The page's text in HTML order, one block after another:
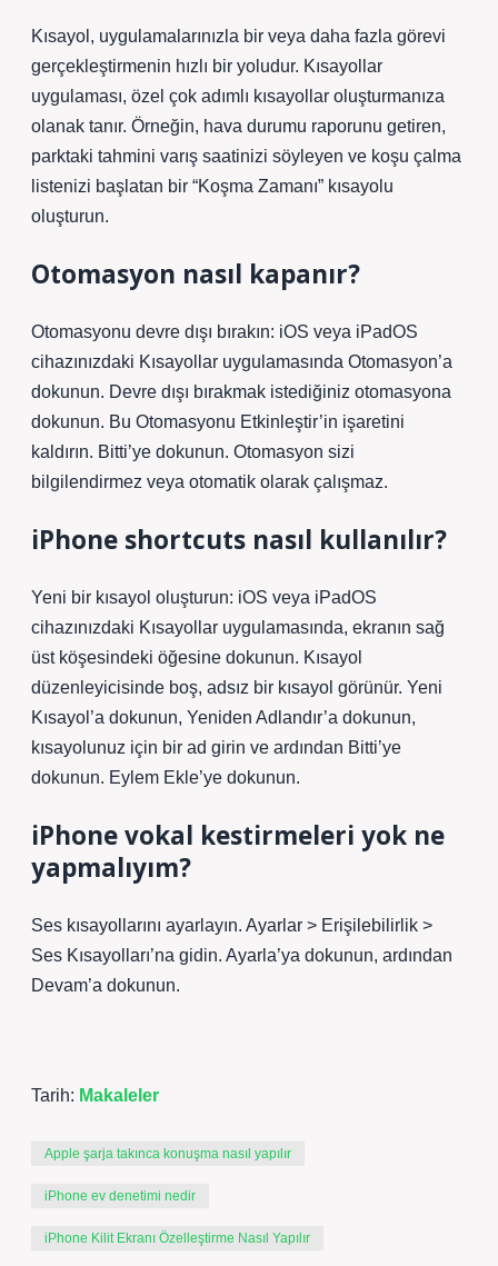
Kısayol, uygulamalarınızla bir veya daha fazla görevi
gerçekleştirmenin hızlı bir yoludur. Kısayollar
uygulaması, özel çok adımlı kısayollar oluşturmanıza
olanak tanır. Örneğin, hava durumu raporunu getiren,
parktaki tahmini varış saatinizi söyleyen ve koşu çalma
listenizi başlatan bir “Koşma Zamanı” kısayolu
oluşturun.
Otomasyon nasıl kapanır?
Otomasyonu devre dışı bırakın: iOS veya iPadOS
cihazınızdaki Kısayollar uygulamasında Otomasyon’a
dokunun. Devre dışı bırakmak istediğiniz otomasyona
dokunun. Bu Otomasyonu Etkinleştir’in işaretini
kaldırın. Bitti’ye dokunun. Otomasyon sizi
bilgilendirmez veya otomatik olarak çalışmaz.
iPhone shortcuts nasıl kullanılır?
Yeni bir kısayol oluşturun: iOS veya iPadOS
cihazınızdaki Kısayollar uygulamasında, ekranın sağ
üst köşesindeki öğesine dokunun. Kısayol
düzenleyicisinde boş, adsız bir kısayol görünür. Yeni
Kısayol’a dokunun, Yeniden Adlandır’a dokunun,
kısayolunuz için bir ad girin ve ardından Bitti’ye
dokunun. Eylem Ekle’ye dokunun.
iPhone vokal kestirmeleri yok ne
yapmalıyım?
Ses kısayollarını ayarlayın. Ayarlar > Erişilebilirlik >
Ses Kısayolları’na gidin. Ayarla’ya dokunun, ardından
Devam’a dokunun.
Tarih: Makaleler
Apple şarja takınca konuşma nasıl yapılır
iPhone ev denetimi nedir
iPhone Kilit Ekranı Özelleştirme Nasıl Yapılır